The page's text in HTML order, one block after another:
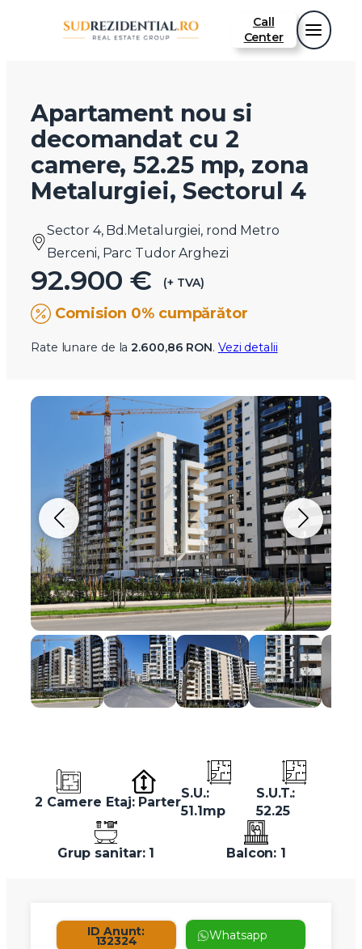
Call
Center
Apartament nou si
decomandat cu 2
camere, 52.25 mp, zona
Metalurgiei, Sectorul 4
Sector 4, Bd.Metalurgiei, rond Metro
Berceni, Parc Tudor Arghezi
92.900 € (+ TVA)
Comision 0% cumpărător
Rate lunare de la2.600,86 RON. Vezi detalii
2 Camere Etaj: Parter
S.U.:
51.1mp
S.U.T.:
52.25
Grup sanitar: 1 Balcon: 1
ID Anunt:
132324 Whatsapp